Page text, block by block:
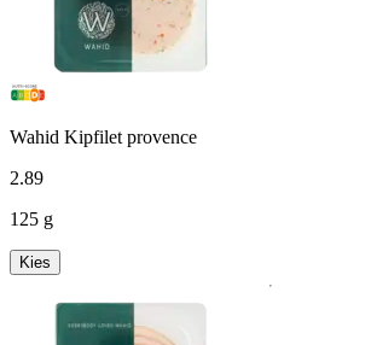
Wahid Kipfilet provence
2.89
125 g
Kies